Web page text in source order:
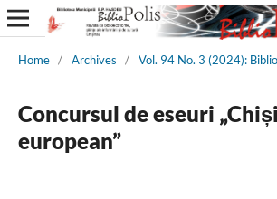
Home / Archives / Vol. 94 No. 3 (2024):
Concursul de eseuri
european”